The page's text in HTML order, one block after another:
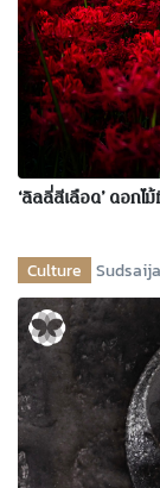
‘ลิลลี่สีเลือด’ ดอก
Culture